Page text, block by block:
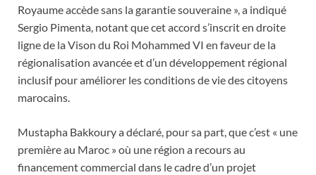
Royaume accède sans la garantie souveraine », a indiqué
Sergio Pimenta, notant que cet accord s’inscrit en droite
ligne de la Vison du Roi Mohammed VI en faveur de la
régionalisation avancée et d’un développement régional
inclusif pour améliorer les conditions de vie des citoyens
marocains.
Mustapha Bakkoury a déclaré, pour sa part, que c’est « une
première au Maroc » où une région a recours au
financement commercial dans le cadre d’un projet